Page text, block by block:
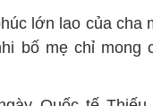
lớn lao của cha
bố mẹ chỉ mong